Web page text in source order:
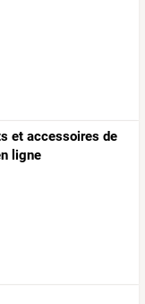
et accessoires de
ligne